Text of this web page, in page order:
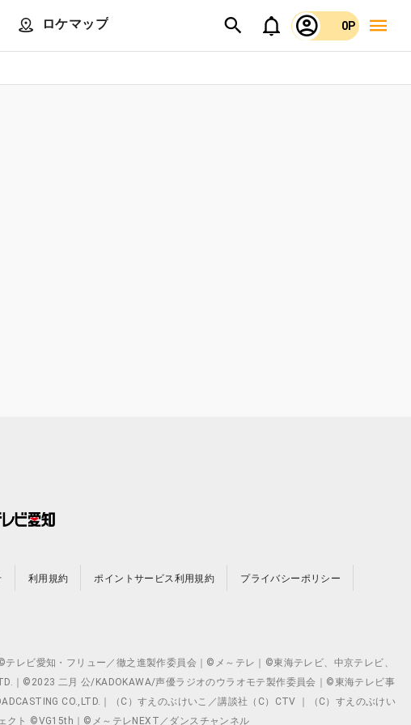
ロケマップ 0P
利用規約 ポイントサービス利用規約 プライバシーポリシー
ビ愛知・フリュー／徹之進製作委員会｜©メ～テレ｜©東海テレビ、中京テレビ、
｜©2023 二月 公/KADOKAWA/声優ラジオのウラオモテ製作委員会｜©東海テレビ事
CO.,LTD.｜（C）すえのぶけいこ／講談社（C）CTV ｜（C）すえのぶけい
クト ©VG15th｜©メ～テレNEXT／ダンスチャンネル